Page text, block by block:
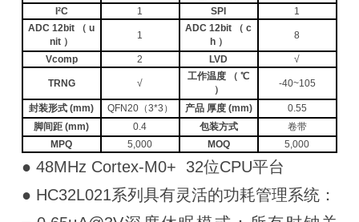
I²C
1 SPI
1
ADC 12bit （ u
nit ）
1
ADC 12bit （ c
h ）
8
Vcomp 2 LVD √
TRNG √
工作温度 （ ℃
）
-40~105
封装形式 (mm) QFN20（3*3） 产品 厚度 (mm)
0.55
脚间距 (mm)
0.4 包装方式
卷带
MPQ
5,000 MOQ 5,000
● 48MHz Cortex-M0+ 32位CPU平台
● HC32L021系列具有灵活的功耗管理系统：